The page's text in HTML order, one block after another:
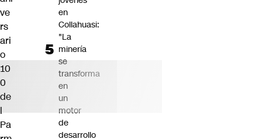
ve
rs
ari
o
10
0
de
l
Pa
en
Collahuasi:
"La
minería
se
transforma
en
un
motor
de
desarrollo